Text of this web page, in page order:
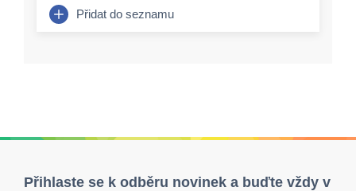
Přidat do seznamu
Přihlaste se k odběru novinek a buďte vždy v